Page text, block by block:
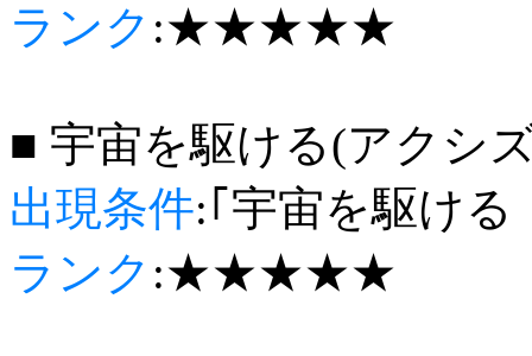
ランク :★★★★★
■ 宇宙を駆ける(アクシ
出現条件:｢宇宙を駆け
ランク :★★★★★